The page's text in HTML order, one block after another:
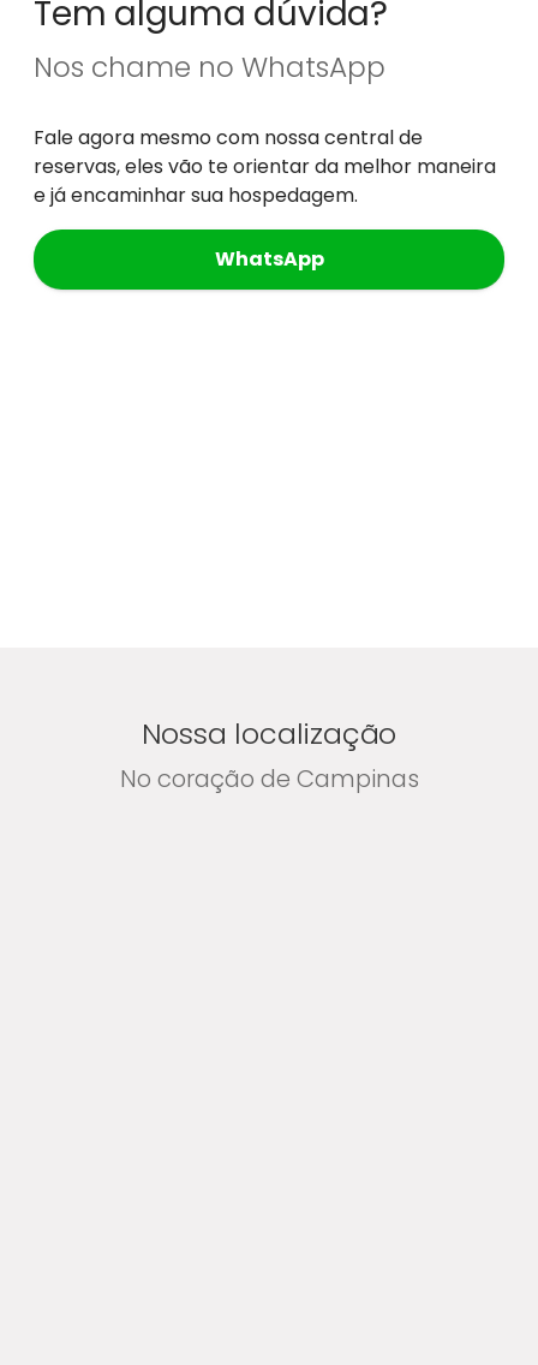
Tem alguma dúvida?
Nos chame no WhatsApp
Fale agora mesmo com nossa central de
reservas, eles vão te orientar da melhor maneira
e já encaminhar sua hospedagem.
WhatsApp
Nossa localização
No coração de Campinas